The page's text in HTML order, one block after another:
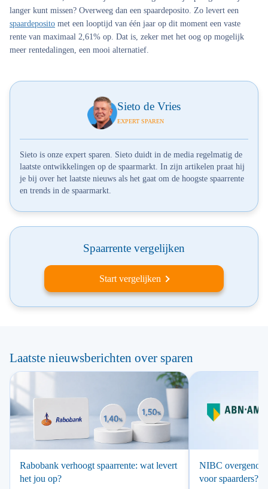
langer kunt missen? Overweeg dan een spaardeposito. Zo levert een
spaardeposito met een looptijd van één jaar op dit moment een vaste
rente van maximaal 2,61% op. Dat is, zeker met het oog op mogelijk
meer rentedalingen, een mooi alternatief.
Sieto de Vries
EXPERT SPAREN
Sieto is onze expert sparen. Sieto duidt in de media regelmatig de
laatste ontwikkelingen op de spaarmarkt. In zijn artikelen praat hij
je bij over het laatste nieuws als het gaat om de hoogste spaarrente
en trends in de spaarmarkt.
Spaarrente vergelijken
Start vergelijken
Laatste nieuwsberichten over sparen
Rabobank verhoogt spaarrente: wat levert
het jou op?
NIBC
voor spaarders?